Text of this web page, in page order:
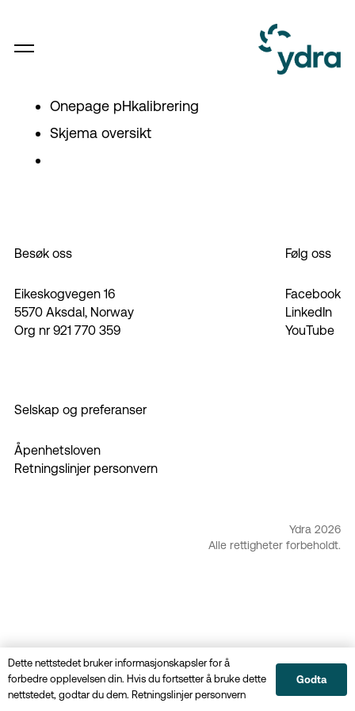
Onepage pHkalibrering
Skjema oversikt
Besøk oss
Eikeskogvegen 16
5570 Aksdal, Norway
Org nr 921 770 359
Følg oss
Facebook
LinkedIn
YouTube
Selskap og preferanser
Åpenhetsloven
Retningslinjer personvern
Ydra 2026
Alle rettigheter forbeholdt.
Dette nettstedet bruker informasjonskapsler for å
forbedre opplevelsen din. Hvis du fortsetter å bruke dette
nettstedet, godtar du dem. Retningslinjer personvern
Godta